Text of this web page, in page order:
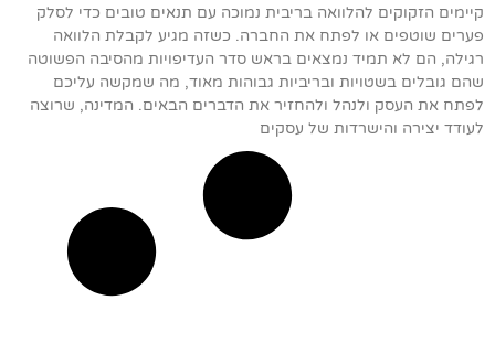
קיימים הזקוקים להלוואה בריבית נמוכה עם תנאים טובים כדי לסלק
פערים שוטפים או לפתח את החברה. כשזה מגיע לקבלת הלוואה
רגילה, הם לא תמיד נמצאים בראש סדר העדיפויות מהסיבה הפשוטה
שהם גובלים בשטויות ובריביות גבוהות מאוד, מה שמקשה עליכם
לפתח את העסק ולנהל ולהחזיר את הדברים הבאים. המדינה, שרוצה
לעודד יצירה והישרדות של עסקים